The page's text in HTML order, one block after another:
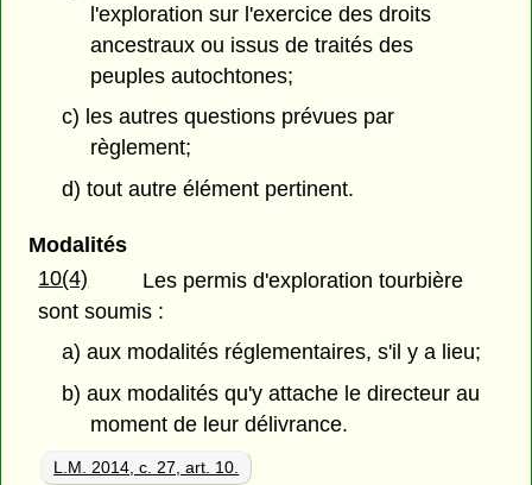
l'exploration sur l'exercice des droits
ancestraux ou issus de traités des
peuples autochtones;
c) les autres questions prévues par
règlement;
d) tout autre élément pertinent.
Modalités
10(4)
Les permis d'exploration tourbière
sont soumis :
a) aux modalités réglementaires, s'il y a lieu;
b) aux modalités qu'y attache le directeur au
moment de leur délivrance.
L.M. 2014, c. 27, art. 10.